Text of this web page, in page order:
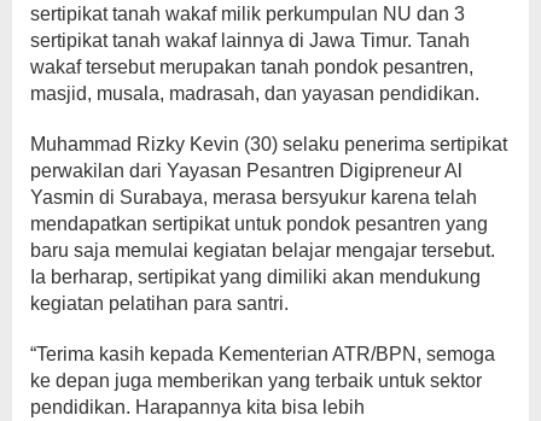
sertipikat tanah wakaf milik perkumpulan NU dan 3
sertipikat tanah wakaf lainnya di Jawa Timur. Tanah
wakaf tersebut merupakan tanah pondok pesantren,
masjid, musala, madrasah, dan yayasan pendidikan.
Muhammad Rizky Kevin (30) selaku penerima sertipikat
perwakilan dari Yayasan Pesantren Digipreneur Al
Yasmin di Surabaya, merasa bersyukur karena telah
mendapatkan sertipikat untuk pondok pesantren yang
baru saja memulai kegiatan belajar mengajar tersebut.
Ia berharap, sertipikat yang dimiliki akan mendukung
kegiatan pelatihan para santri.
“Terima kasih kepada Kementerian ATR/BPN, semoga
ke depan juga memberikan yang terbaik untuk sektor
pendidikan. Harapannya kita bisa lebih